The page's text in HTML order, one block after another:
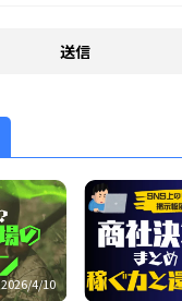
2026/4/10